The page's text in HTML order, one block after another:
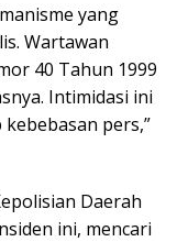
yang
Wartawan
40 Tahun 1999
Intimidasi ini
pers,”
Daerah
ini, mencari